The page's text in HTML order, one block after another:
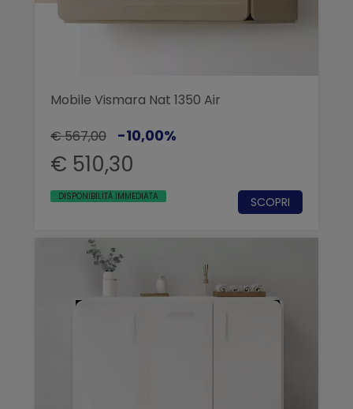
Mobile Vismara Nat 1350 Air
€ 567,00
-10,00%
€ 510,30
DISPONIBILITÀ IMMEDIATA SCOPRI